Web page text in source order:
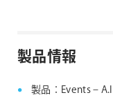
aescripts +
製品情報
製品：Events –